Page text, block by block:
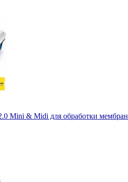
Mini & Midi для обработки мембран